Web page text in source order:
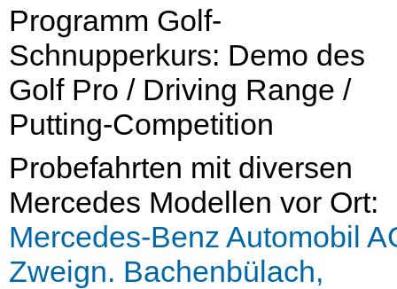
Programm Golf-
Schnupperkurs: Demo des
Golf Pro / Driving Range /
Putting-Competition
Probefahrten mit diversen
Mercedes Modellen vor Ort:
Mercedes-Benz Automobil
Zweign. Bachenbülach,